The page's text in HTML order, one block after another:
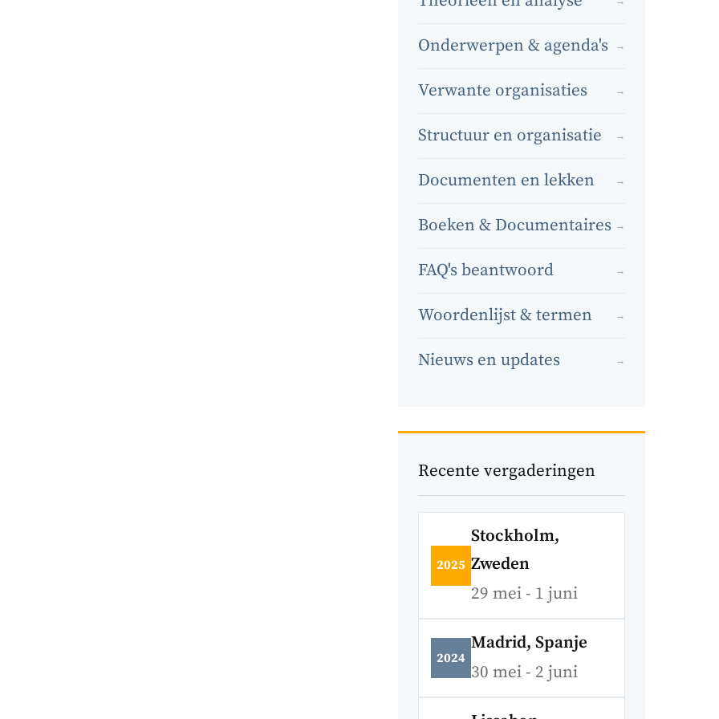
Onderwerpen & agenda's →
Verwante organisaties →
Structuur en organisatie →
Documenten en lekken →
Boeken & Documentaires →
FAQ's beantwoord →
Woordenlijst & termen →
Nieuws en updates →
Recente vergaderingen
2025
Stockholm,
Zweden
29 mei - 1 juni
2024
Madrid, Spanje
30 mei - 2 juni